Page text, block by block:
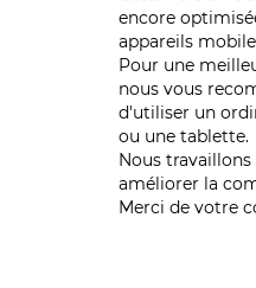
encore
appareils
Pour une
nous vous
d'utiliser un
ou une tablette.
Nous
améliorer la
Merci de votre